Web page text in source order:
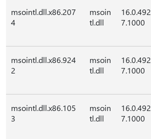
msointl.dll.x86.207
4
msoin
tl.dll
16.0.492
7.1000
msointl.dll.x86.924
2
msoin
tl.dll
16.0.492
7.1000
msointl.dll.x86.105
3
msoin
tl.dll
16.0.492
7.1000